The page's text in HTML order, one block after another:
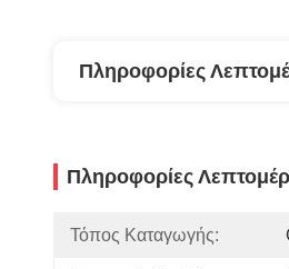
Πληροφορίες
Πληροφορίες
Τόπος Καταγωγής: